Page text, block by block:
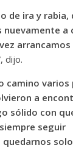
de ira y rabia,
a
arrancamos
dijo.
camino varios
a
sólido con
seguir
quedarnos